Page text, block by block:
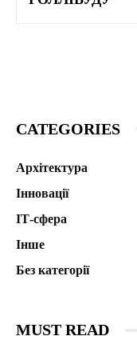
CATEGORIES
Архітектура
Інновації
ІТ-сфера
Інше
Без категорії
MUST READ